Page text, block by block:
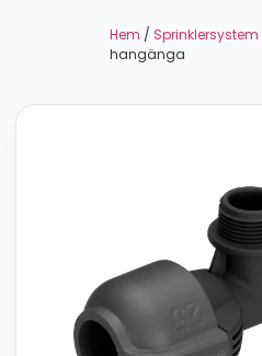
Hem / Sprinklersystem
hangänga